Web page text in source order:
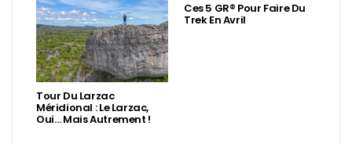
Tour Du Larzac
Méridional : Le Larzac,
Oui… Mais Autrement !
Ces 5 GR® Pour Faire Du
Trek En Avril